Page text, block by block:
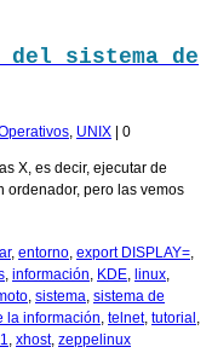
del sistema de
, UNIX 0
X, es decir, ejecutar de
ordenador, pero las vemos
, entorno, export DISPLAY=,
, información, KDE, linux,
, sistema, sistema de
la información, telnet, tutorial ,
, xhost, zeppelinux